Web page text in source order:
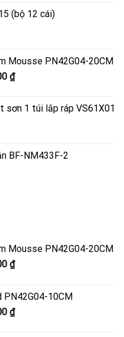
(bộ 12 cái)
Mousse PN42G04-20CM
₫.
₫Giá
là:
sơn 1 túi lắp ráp VS61X01
BF-NM433F-2
Mousse PN42G04-20CM
₫.
₫Giá
là:
4.050.000 ₫.
PN42G04-10CM
₫Giá